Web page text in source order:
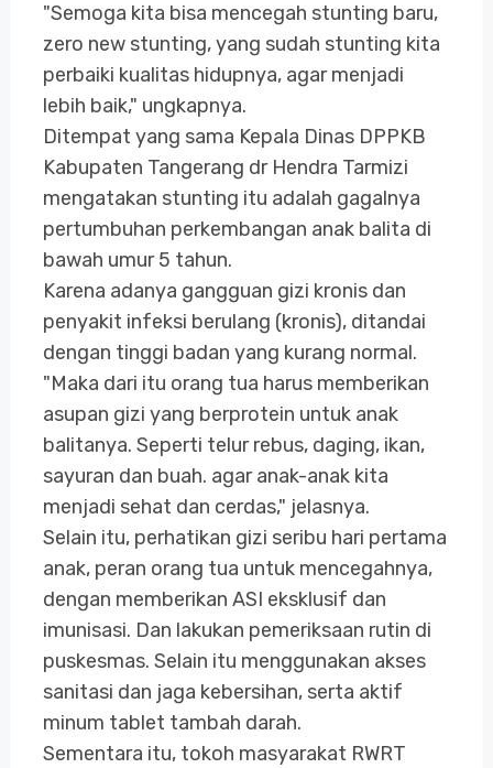
"Semoga kita bisa mencegah stunting baru,
zero new stunting, yang sudah stunting kita
perbaiki kualitas hidupnya, agar menjadi
lebih baik," ungkapnya.
Ditempat yang sama Kepala Dinas DPPKB
Kabupaten Tangerang dr Hendra Tarmizi
mengatakan stunting itu adalah gagalnya
pertumbuhan perkembangan anak balita di
bawah umur 5 tahun.
Karena adanya gangguan gizi kronis dan
penyakit infeksi berulang (kronis), ditandai
dengan tinggi badan yang kurang normal.
"Maka dari itu orang tua harus memberikan
asupan gizi yang berprotein untuk anak
balitanya. Seperti telur rebus, daging, ikan,
sayuran dan buah. agar anak-anak kita
menjadi sehat dan cerdas," jelasnya.
Selain itu, perhatikan gizi seribu hari pertama
anak, peran orang tua untuk mencegahnya,
dengan memberikan ASI eksklusif dan
imunisasi. Dan lakukan pemeriksaan rutin di
puskesmas. Selain itu menggunakan akses
sanitasi dan jaga kebersihan, serta aktif
minum tablet tambah darah.
Sementara itu, tokoh masyarakat RWRT